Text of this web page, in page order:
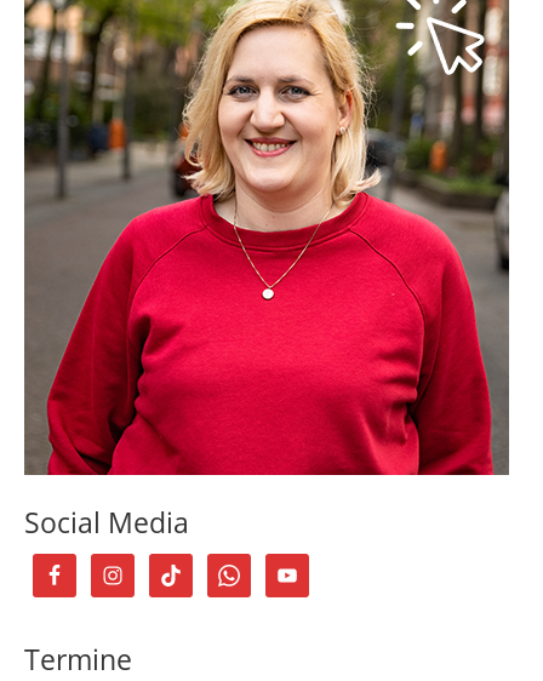
Social Media
Termine